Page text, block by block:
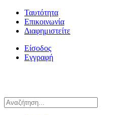
Ταυτότητα
Επικοινωνία
Διαφημιστείτε
Είσοδος
Εγγραφή